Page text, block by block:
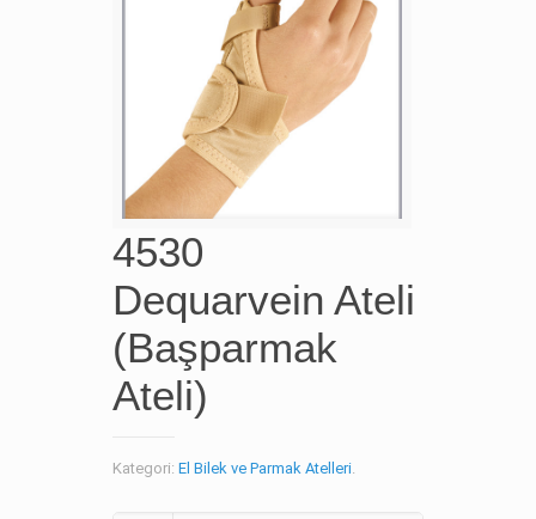
4530
Dequarvein Ateli
(Başparmak
Ateli)
Kategori: El Bilek ve Parmak Atelleri